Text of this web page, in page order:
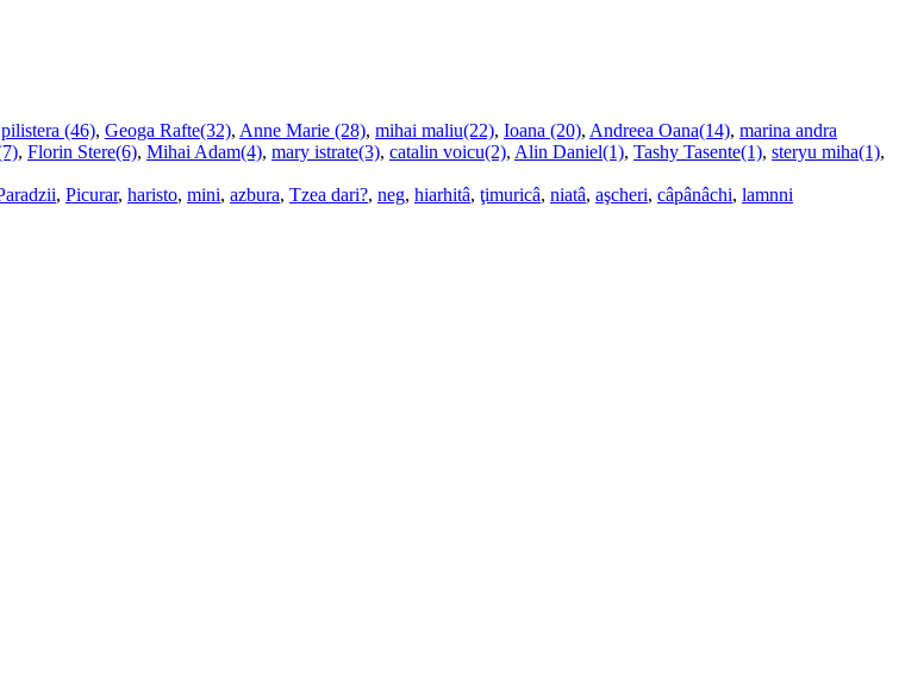
pilistera (46), Geoga Rafte(32), Anne Marie (28), mihai maliu(22), Ioana (20), Andreea Oana(14), marina andra
, Florin Stere(6), Mihai Adam(4), mary istrate(3), catalin voicu(2), Alin Daniel(1), Tashy Tasente(1), steryu miha(1),
, Picurar, haristo, mini, azbura, Tzea dari?, neg, hiarhitâ, ţimuricâ, niatâ, aşcheri, câpânâchi, lamnni